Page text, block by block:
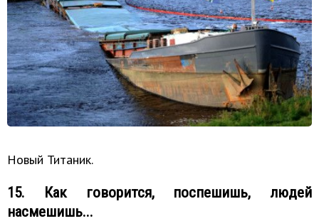
Новый Титаник.
15. Как говорится, поспешишь, людей
насмешишь...